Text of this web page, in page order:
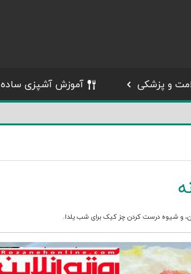
و پزشکی آموزش آشپزی ساده
، و شیوه درست کردن چز کیک برای شب یلدا.